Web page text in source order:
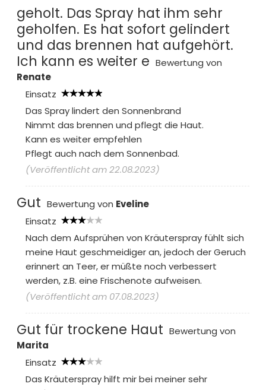
geholt. Das Spray hat ihm sehr
geholfen. Es hat sofort gelindert
und das brennen hat aufgehört.
Ich kann es weiter e Bewertung von
Renate
Einsatz
Das Spray lindert den Sonnenbrand
Nimmt das brennen und pflegt die Haut.
Kann es weiter empfehlen
Pflegt auch nach dem Sonnenbad.
(Veröffentlicht am 22.08.2023)
Gut Bewertung von Eveline
Einsatz
Nach dem Aufsprühen von Kräuterspray fühlt sich
meine Haut geschmeidiger an, jedoch der Geruch
erinnert an Teer, er müßte noch verbessert
werden, z.B. eine Frischenote aufweisen.
(Veröffentlicht am 07.08.2023)
Gut für trockene Haut Bewertung von
Marita
Einsatz
Das Kräuterspray hilft mir bei meiner sehr